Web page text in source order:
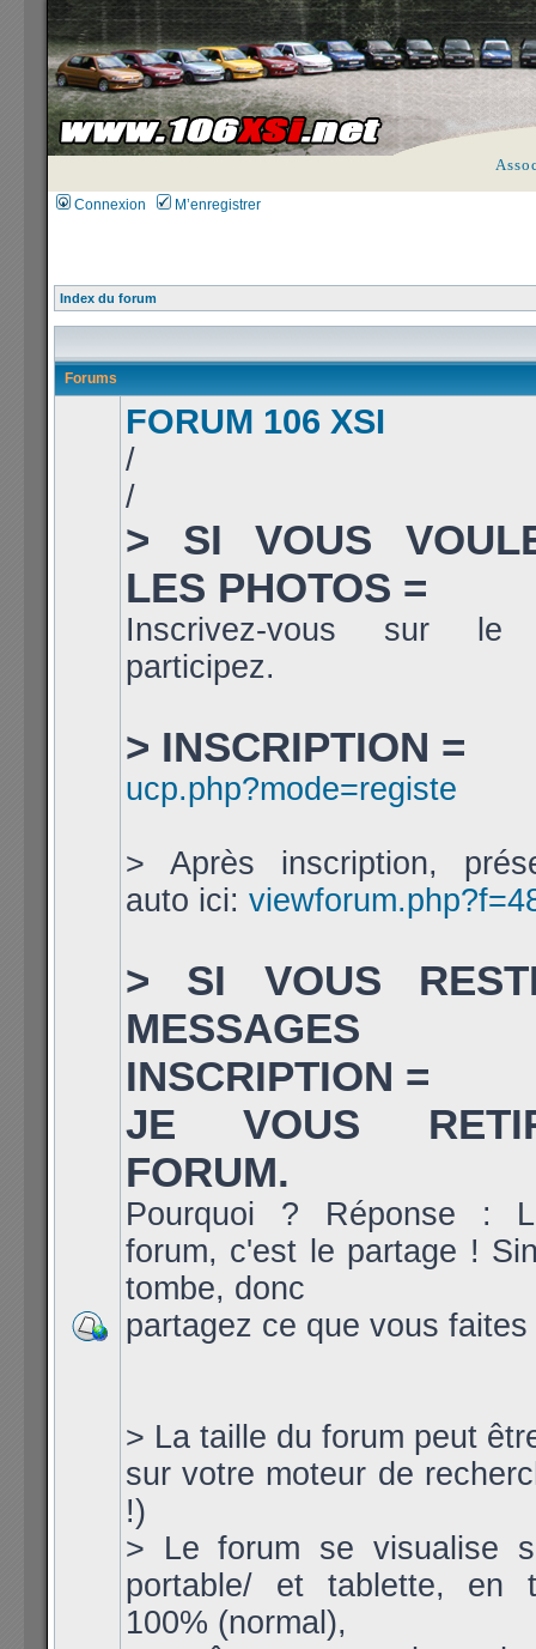
Connexion M’enregistrer
Index du forum
Forums
FORUM 106 XSI
/
/
> SI VOUS
LES PHOTOS =
Inscrivez-vous sur
participez.
> INSCRIPTION =
ucp.php?mode=registe
> Après inscription,
auto ici:
> SI VOUS
MESSAGES
INSCRIPTION =
JE VOUS
FORUM.
Pourquoi ? Réponse :
forum, c'est le partage !
tombe, donc
partagez ce que vous faites
> La taille du forum peut
sur votre moteur de
!)
> Le forum se visualise
portable/ et tablette, en
100% (normal),